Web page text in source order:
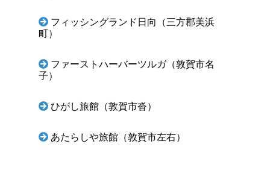
フィッシングランド日向（三方郡美浜
町）
ファーストハーバーツルガ（敦賀市名
子）
ひがし旅館（敦賀市沓）
あたらしや旅館（敦賀市左右）